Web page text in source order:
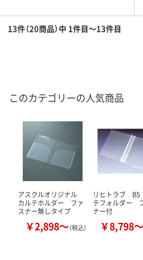
13件（20商品）中 1件目～13件目
このカテゴリーの人気商品
アスクルオリジナル
カルテホルダー ファ
スナー無しタイプ
￥2,898～（税込）
リヒトラブ
テフォルダー
ナー付
￥8,798～